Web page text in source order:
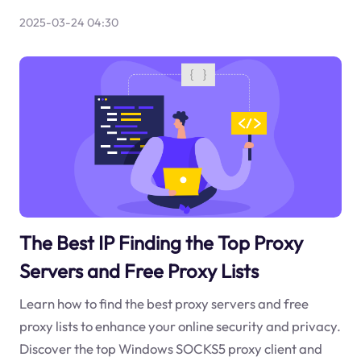
2025-03-24 04:30
The Best IP Finding the Top Proxy
Servers and Free Proxy Lists
Learn how to find the best proxy servers and free
proxy lists to enhance your online security and privacy.
Discover the top Windows SOCKS5 proxy client and